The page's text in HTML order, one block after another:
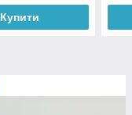
Купити